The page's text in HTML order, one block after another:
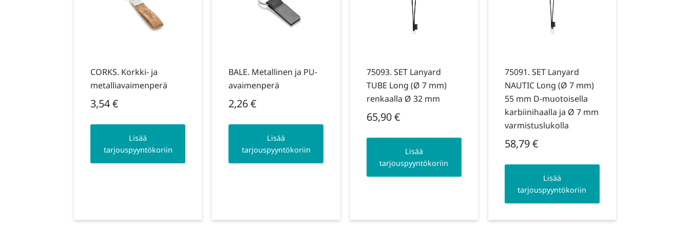
CORKS. Korkki- ja
metalliavaimenperä
3,54€
Lisää
tarjouspyyntökoriin
BALE. Metallinen ja PU-
avaimenperä
2,26€
Lisää
tarjouspyyntökoriin
75093. SET Lanyard
TUBE Long (Ø 7 mm)
renkaalla Ø 32 mm
65,90€
Lisää
tarjouspyyntökoriin
75091. SET Lanyard
NAUTIC Long (Ø 7 mm)
55 mm D-muotoisella
karbiinihaalla ja Ø 7 mm
varmistuslukolla
58,79€
Lisää
tarjouspyyntökoriin